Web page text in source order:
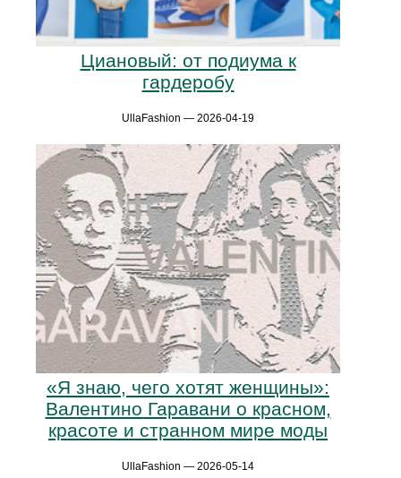
Циановый: от подиума к
гардеробу
UllaFashion — 2026-04-19
«Я знаю, чего хотят женщины»:
Валентино Гаравани о красном,
красоте и странном мире моды
UllaFashion — 2026-05-14